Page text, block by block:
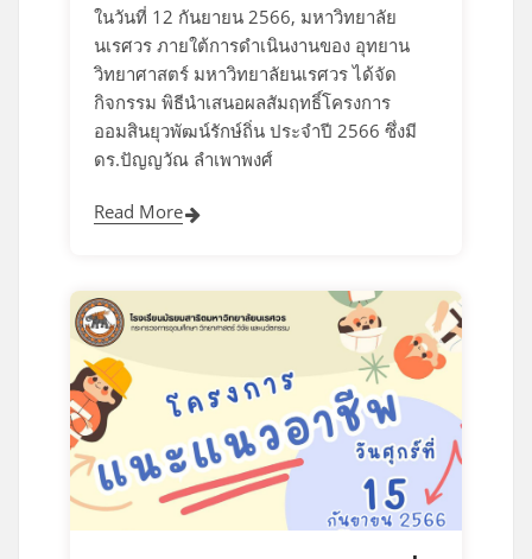
ในวันที่ 12 กันยายน 2566, มหาวิทยาลัย
นเรศวร ภายใต้การดำเนินงานของ อุทยาน
วิทยาศาสตร์ มหาวิทยาลัยนเรศวร ได้จัด
กิจกรรม พิธีนำเสนอผลสัมฤทธิ์โครงการ
ออมสินยุวพัฒน์รักษ์ถิ่น ประจำปี 2566 ซึ่งมี
ดร.ปัญญวัณ ลำเพาพงศ์
Read More